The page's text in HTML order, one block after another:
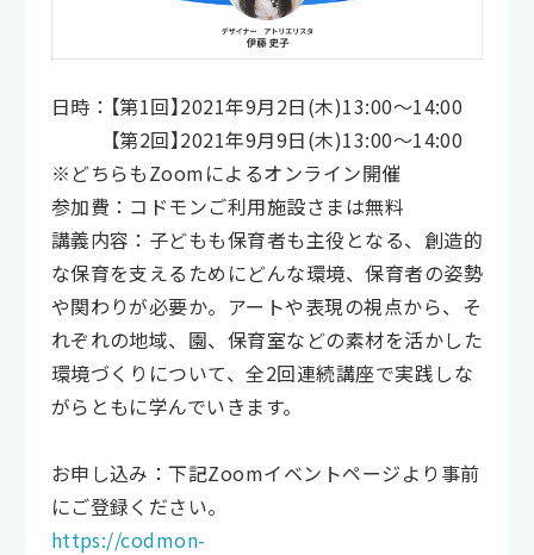
日時：【第1回】2021年9月2日(木)13:00〜14:00
【第2回】2021年9月9日(木)13:00〜14:00
※どちらもZoomによるオンライン開催
参加費：コドモンご利用施設さまは無料
講義内容：子どもも保育者も主役となる、創造的
な保育を支えるためにどんな環境、保育者の姿勢
や関わりが必要か。アートや表現の視点から、そ
れぞれの地域、園、保育室などの素材を活かした
環境づくりについて、全2回連続講座で実践しな
がらともに学んでいきます。
お申し込み：下記Zoomイベントページより事前
にご登録ください。
https://codmon-